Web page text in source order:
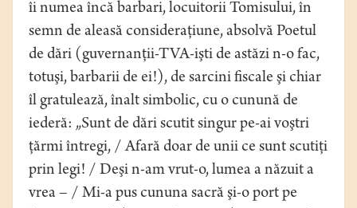
îi numea încă barbari, locuitorii Tomisului, în
semn de aleasă consideraţiune, absolvă Poetul
de dări (guvernanţii-TVA-işti de astăzi n-o fac,
totuşi, barbarii de ei!), de sarcini fiscale şi chiar
îl gratulează, înalt simbolic, cu o cunună de
iederă: „Sunt de dări scutit singur pe-ai voştri
ţărmi întregi, / Afară doar de unii ce sunt scutiţi
prin legi! / Deşi n-am vrut-o, lumea a năzuit a
vrea – / Mi-a pus cununa sacră şi-o port pe